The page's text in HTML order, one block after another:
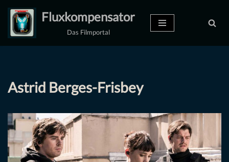
Zum
Inhalt
Fluxkompensator
Das Filmportal
Astrid Berges-Frisbey